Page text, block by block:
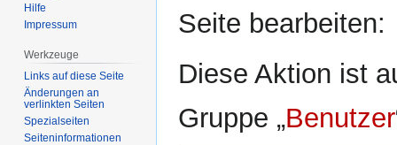
Seite bearbeiten:
Diese Aktion ist
Gruppe „Benutzer
Hilfe
Impressum
Werkzeuge
Links auf diese Seite
Änderungen an
verlinkten Seiten
Spezialseiten
Seiten­­informationen